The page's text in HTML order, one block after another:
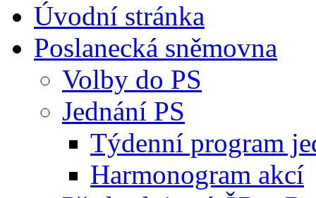
Úvodní stránka
Poslanecká sněmovna
Volby do PS
Jednání PS
Týdenní program
Harmonogram akcí